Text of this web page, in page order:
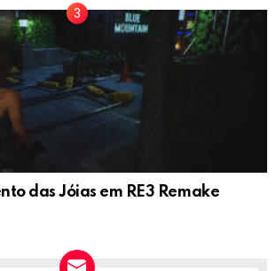
das Jóias em RE3 Remake